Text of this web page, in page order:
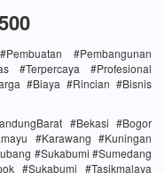
#Pembangunan
#Terpercaya #Profesional
#Biaya #Rincian #Bisnis
#Bekasi #Bogor
#Karawang #Kuningan
#Sukabumi #Sumedang
#Sukabumi #Tasikmalaya